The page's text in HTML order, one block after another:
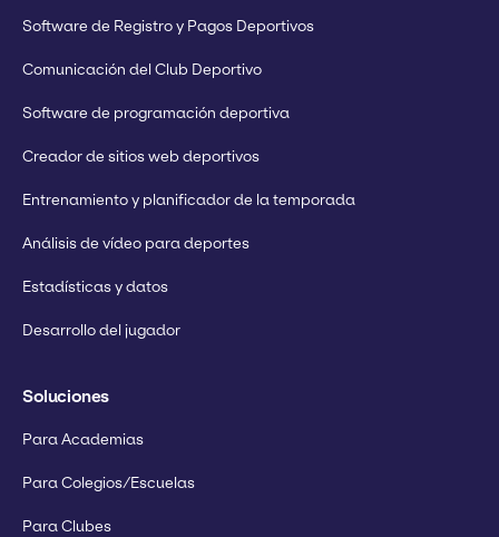
Software de Registro y Pagos Deportivos
Comunicación del Club Deportivo
Software de programación deportiva
Creador de sitios web deportivos
Entrenamiento y planificador de la temporada
Análisis de vídeo para deportes
Estadísticas y datos
Desarrollo del jugador
Soluciones
Para Academias
Para Colegios/Escuelas
Para Clubes